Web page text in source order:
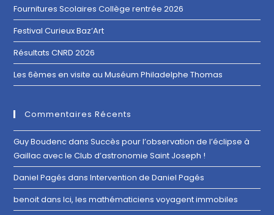
Fournitures Scolaires Collège rentrée 2026
Festival Curieux Baz’Art
Résultats CNRD 2026
Les 6èmes en visite au Muséum Philadelphe Thomas
Commentaires Récents
Guy BoudencdansSuccès pour l’observation de l’éclipse à
Gaillac avec le Club d’astronomie Saint Joseph !
Daniel Pagés dansIntervention de Daniel Pagés
benoitdansIci, les mathématiciens voyagent immobiles